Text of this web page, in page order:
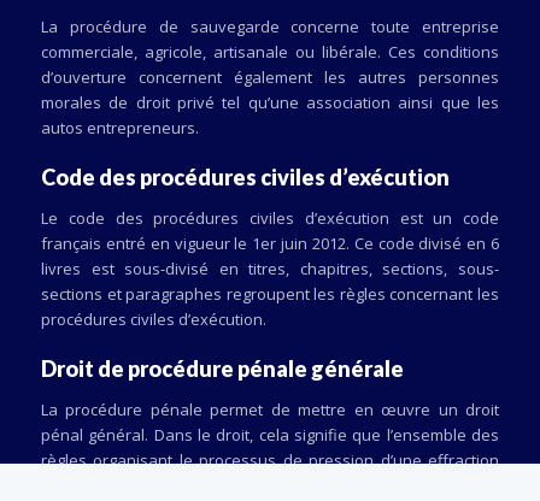
La procédure de sauvegarde concerne toute entreprise
commerciale, agricole, artisanale ou libérale. Ces conditions
d’ouverture concernent également les autres personnes
morales de droit privé tel qu’une association ainsi que les
autos entrepreneurs.
Code des procédures civiles d’exécution
Le code des procédures civiles d’exécution est un code
français entré en vigueur le 1er juin 2012. Ce code divisé en 6
livres est sous-divisé en titres, chapitres, sections, sous-
sections et paragraphes regroupent les règles concernant les
procédures civiles d’exécution.
Droit de procédure pénale générale
La procédure pénale permet de mettre en œuvre un droit
pénal général. Dans le droit, cela signifie que l’ensemble des
règles organisant le processus de pression d’une effraction